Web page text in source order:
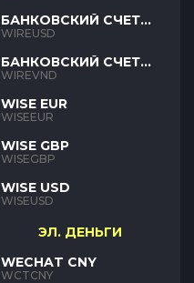
БАНКОВСКИЙ СЧЕТ
USD
WIREUSD
БАНКОВСКИЙ СЧЕТ
VND
WIREVND
WISE EUR
WISEEUR
WISE GBP
WISEGBP
WISE USD
WISEUSD
ЭЛ. ДЕНЬГИ
WECHAT CNY
WCTCNY